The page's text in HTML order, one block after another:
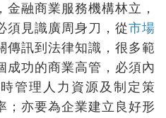
金融商業服務機構林立，
須見識廣周身刀，從市場
傳訊到法律知識，很多範
成功的商業高管，必須內
管理人力資源及制定策
；亦要為企業建立良好形